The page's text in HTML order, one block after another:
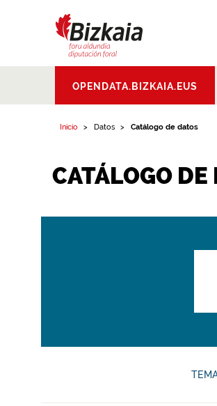
Aldundia.Diputacion
Foral de Bizkaia
OPENDATA.BIZKAIA.EUS
Inicio Datos Catálogo de datos
CATÁLOGO DE